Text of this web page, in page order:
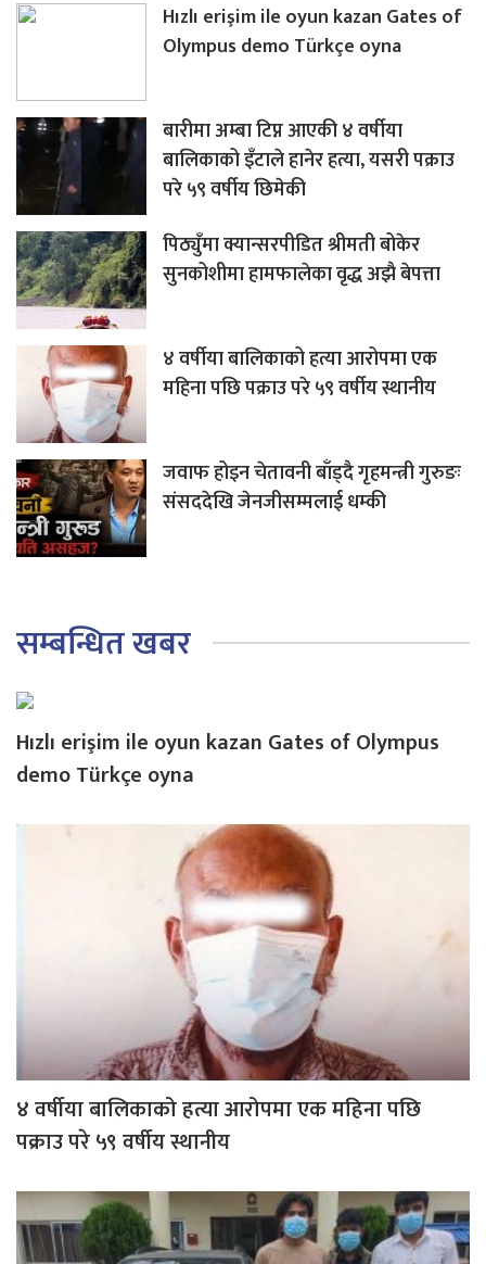
Hızlı erişim ile oyun kazan Gates of
Olympus demo Türkçe oyna
बारीमा अम्बा टिप्न आएकी ४ वर्षीया
बालिकाको इँटाले हानेर हत्या, यसरी पक्राउ
परे ५९ वर्षीय छिमेकी
पिठ्युँमा क्यान्सरपीडित श्रीमती बोकेर
सुनकोशीमा हामफालेका वृद्ध अझै बेपत्ता
४ वर्षीया बालिकाको हत्या आरोपमा एक
महिना पछि पक्राउ परे ५९ वर्षीय स्थानीय
जवाफ होइन चेतावनी बाँड्दै गृहमन्त्री गुरुङः
संसददेखि जेनजीसम्मलाई धम्की
सम्बन्धित खबर
Hızlı erişim ile oyun kazan Gates of Olympus
demo Türkçe oyna
४ वर्षीया बालिकाको हत्या आरोपमा एक महिना पछि
पक्राउ परे ५९ वर्षीय स्थानीय